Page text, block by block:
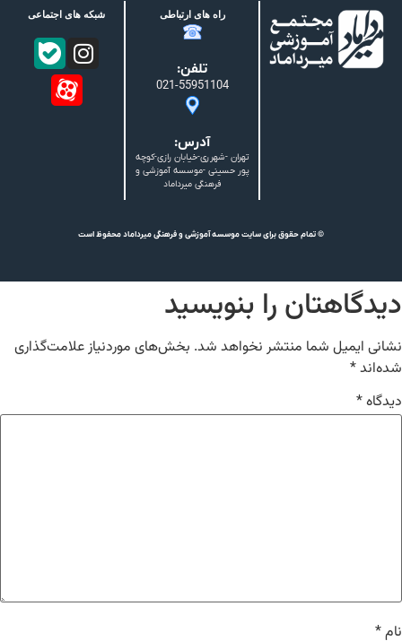
راه های ارتباطی
تلفن:
021-55951104
آدرس:
تهران -شهرری-خیابان رازی-کوچه
پور حسینی -موسسه آموزشی و
فرهنگی میرداماد
شبکه های اجتماعی
© تمام حقوق برای سایت موسسه آموزشی و فرهنگی میرداماد محفوظ است
دیدگاهتان را بنویسید
نشانی ایمیل شما منتشر نخواهد شد. بخش‌های موردنیاز علامت‌گذاری
شده‌اند*
دیدگاه*
نام*